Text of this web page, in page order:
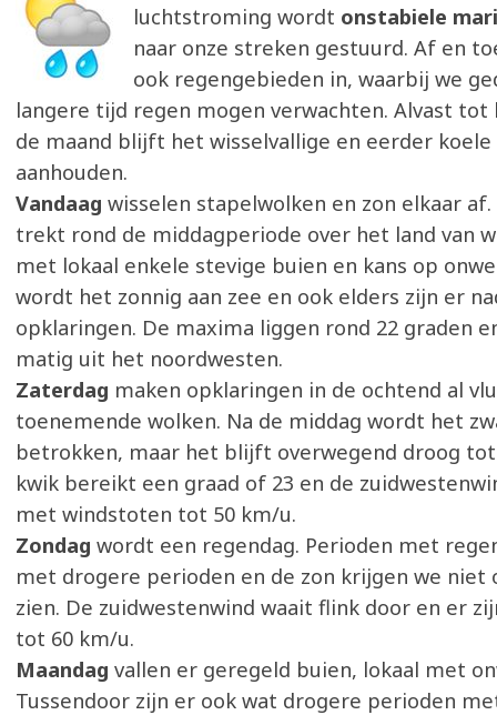
luchtstroming wordt onstabiele
naar onze streken gestuurd. Af en
ook regengebieden in, waarbij we
langere tijd regen mogen verwachten. Alvast tot
de maand blijft het wisselvallige en eerder koele
aanhouden.
Vandaag wisselen stapelwolken en zon elkaar
trekt rond de middagperiode over het land van
met lokaal enkele stevige buien en kans op
wordt het zonnig aan zee en ook elders zijn er
opklaringen. De maxima liggen rond 22 graden
matig uit het noordwesten.
Zaterdag maken opklaringen in de ochtend al
toenemende wolken. Na de middag wordt het
betrokken, maar het blijft overwegend droog tot
kwik bereikt een graad of 23 en de
met windstoten tot 50 km/u.
Zondag wordt een regendag. Perioden met
met drogere perioden en de zon krijgen we niet
zien. De zuidwestenwind waait flink door en er
tot 60 km/u.
Maandag vallen er geregeld buien, lokaal met
Tussendoor zijn er ook wat drogere perioden